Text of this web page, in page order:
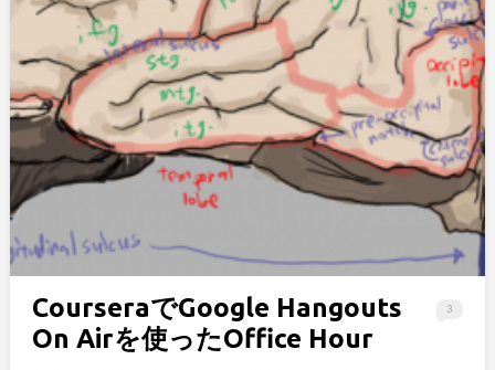
3
CourseraでGoogle Hangouts
On Airを使ったOffice Hour